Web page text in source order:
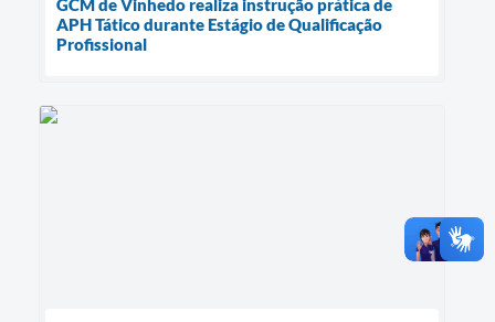
GCM de Vinhedo realiza instrução prática de
APH Tático durante Estágio de Qualificação
Profissional